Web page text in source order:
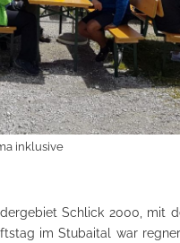
inklusive
Schlick 2000, mit
im Stubaital war